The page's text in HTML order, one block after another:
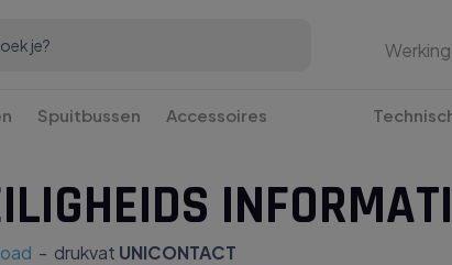
Werking
Spuitbussen Accessoires
- drukvat UNICONTACT